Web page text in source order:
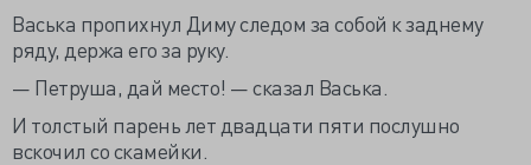
Васька пропихнул Диму следом за собой к заднему
ряду, держа его за руку.
— Петруша, дай место! — сказал Васька.
И толстый парень лет двадцати пяти послушно
вскочил со скамейки.